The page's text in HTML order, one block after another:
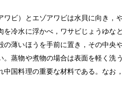
ビ）とエゾアワビは水貝に向き，
冷水に浮かべ，ワサビじょうゆな
薄いほうを手前に置き，その中央
蒸物や煮物の場合は表面を軽く洗
国料理の重要な材料である。なお